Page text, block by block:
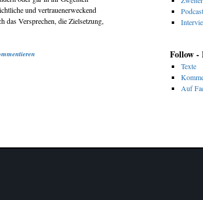
und vertrauenerweckend
das Versprechen, die Zielsetzung,
Podcast
Follow -
Texte
Auf